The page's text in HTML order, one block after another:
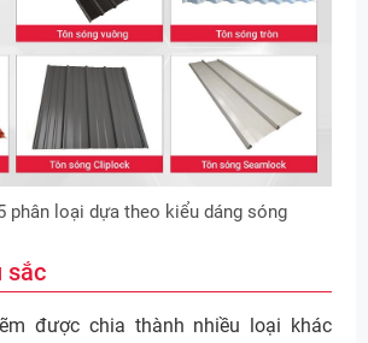
phân loại dựa theo kiểu dáng sóng
sắc
được chia thành nhiều loại khác